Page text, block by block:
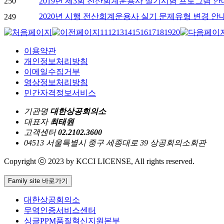
249
2020년 시행 전산회계운용사 실기 문제유형 변경 안
11 121314151617181920
이용약관
개인정보처리방침
이메일수집거부
영상정보처리방침
민간자격정보서비스
기관명 대한상공회의소
대표자 최태원
고객센터 02.2102.3600
04513 서울특별시 중구 세종대로 39 상공회의소회관
Copyright ⓒ 2023 by KCCI LICENSE, All rights reserved.
Family site 바로가기
대한상공회의소
무역인증서비스센터
싱글PPM품질혁신지원본부